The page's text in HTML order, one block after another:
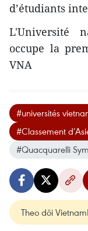
d’étudiants
L'Université
occupe la
VNA
#universités
#Classement
#Quacquarelli
Theo dõi